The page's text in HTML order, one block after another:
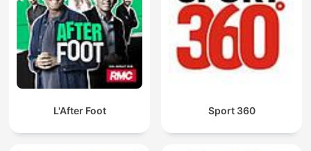
L'After Foot Sport 360